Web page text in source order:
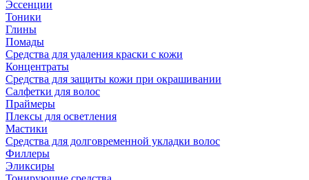
Эссенции
Тоники
Глины
Помады
Средства для удаления краски с кожи
Концентраты
Средства для защиты кожи при окрашивании
Салфетки для волос
Праймеры
Плексы для осветления
Мастики
Средства для долговременной укладки волос
Филлеры
Эликсиры